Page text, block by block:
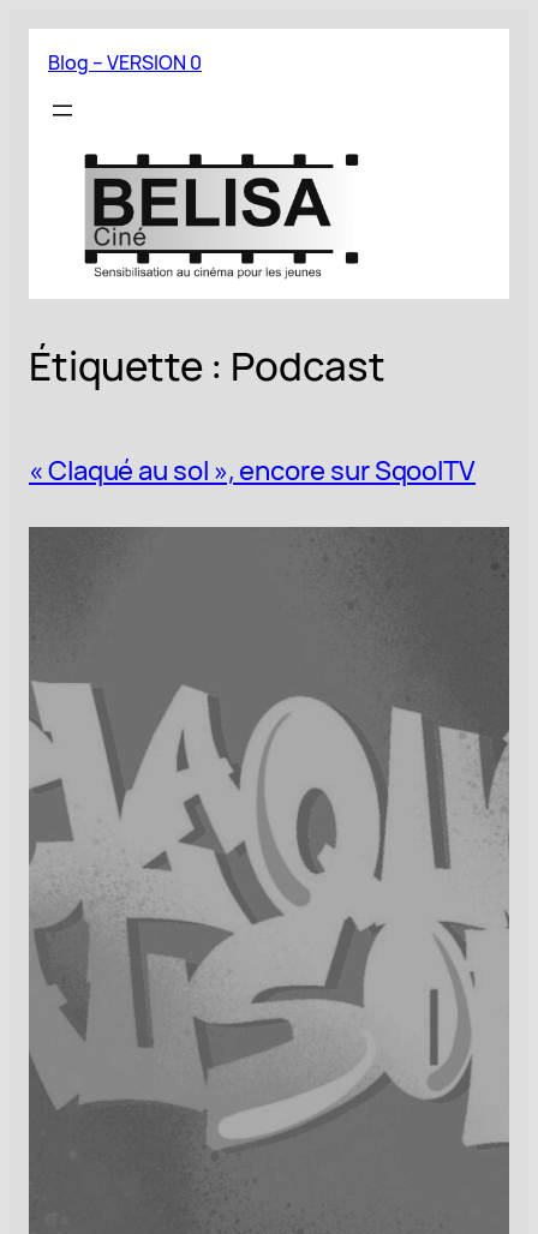
Aller
contenu
Blog – VERSION 0
Étiquette : Podcast
« Claqué au sol », encore sur SqoolTV